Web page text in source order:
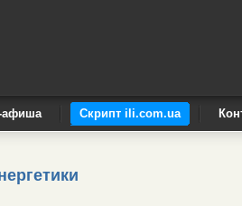
афиша Скрипт ili.com.ua